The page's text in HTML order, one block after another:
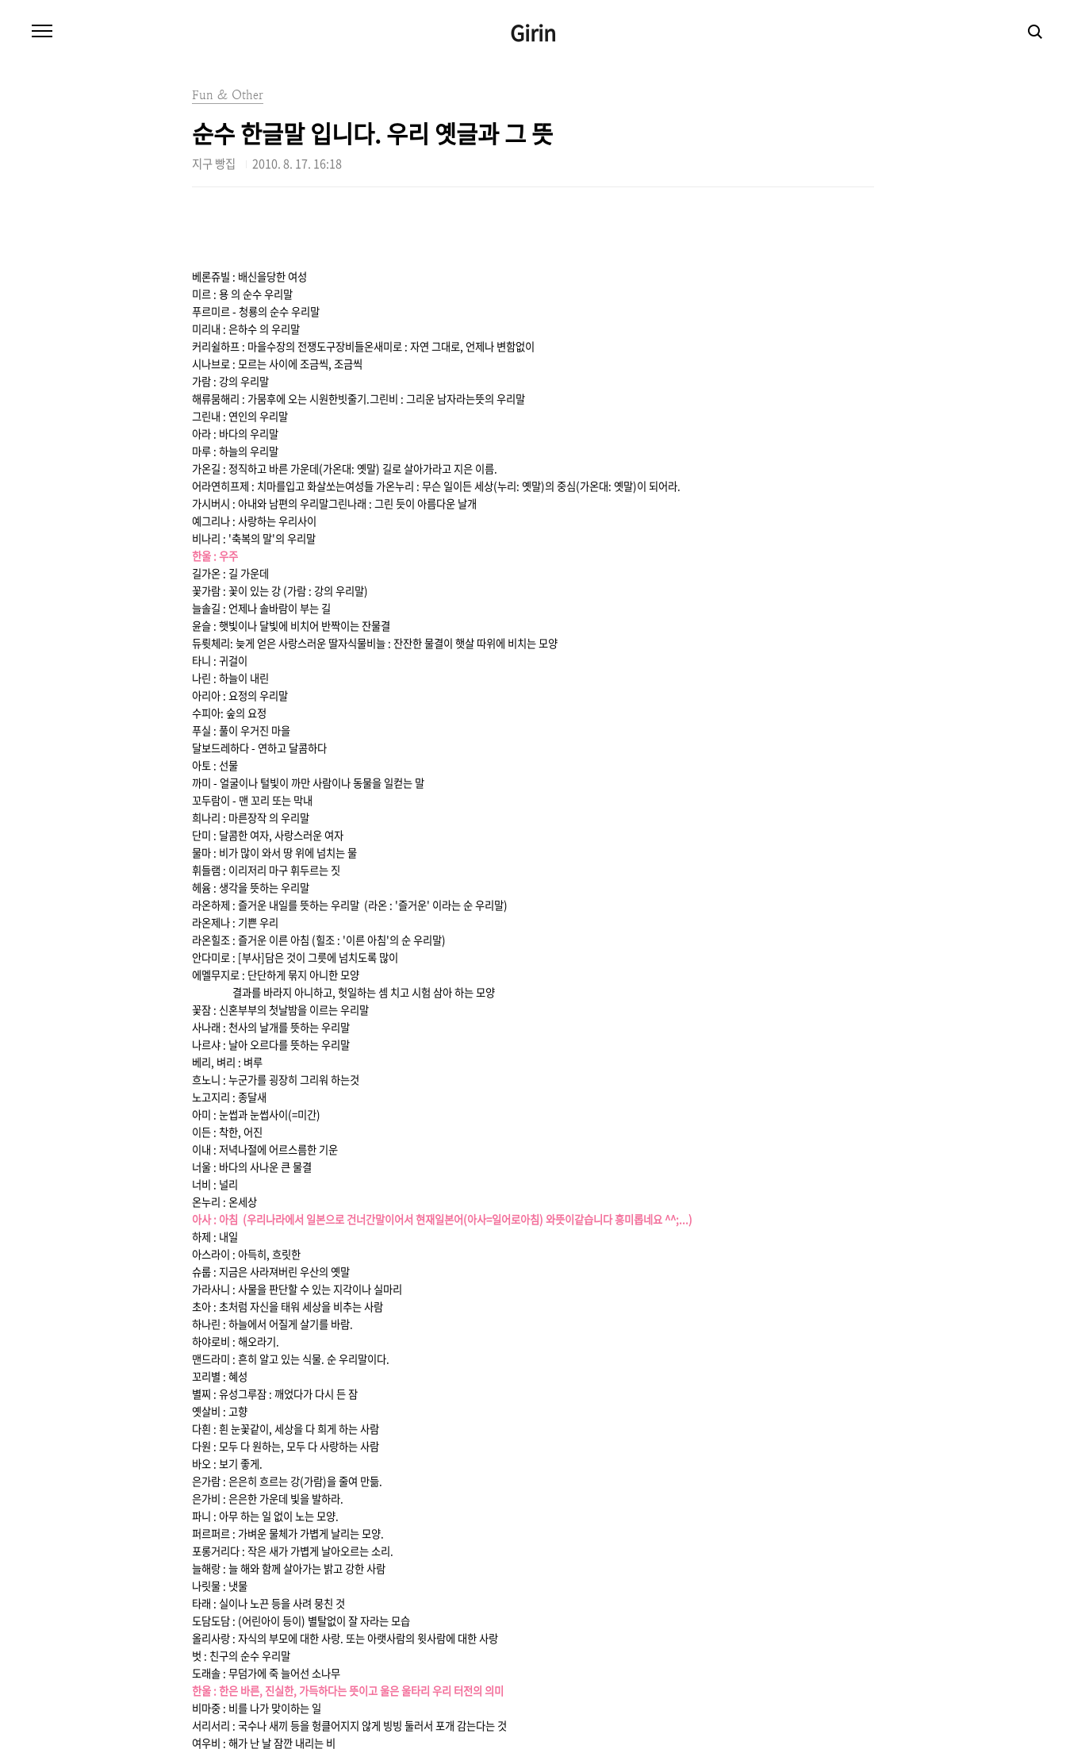
Girin
Fun & Other
순수 한글말 입니다. 우리 옛글과 그 뜻
지구 빵집 2010. 8. 17. 16:18
베론쥬빌 : 배신을당한 여성
미르 : 용 의 순수 우리말
푸르미르 - 청룡의 순수 우리말
미리내 : 은하수 의 우리말
커리쉴하프 : 마을수장의 전쟁도구장비들온새미로 : 자연 그대로, 언제나 변함없이
시나브로 : 모르는 사이에 조금씩, 조금씩
가람 : 강의 우리말
해류뭄해리 : 가뭄후에 오는 시원한빗줄기.그린비 : 그리운 남자라는뜻의 우리말
그린내 : 연인의 우리말
아라 : 바다의 우리말
마루 : 하늘의 우리말
가온길 : 정직하고 바른 가운데(가온대: 옛말) 길로 살아가라고 지은 이름.
어라연히프제 : 치마를입고 화살쏘는여성들 가온누리 : 무슨 일이든 세상(누리: 옛말)의 중심(가온대: 옛말)이 되어라.
가시버시 : 아내와 남편의 우리말그린나래 : 그린 듯이 아름다운 날개
예그리나 : 사랑하는 우리사이
비나리 : '축복의 말'의 우리말
한울 : 우주
길가온 : 길 가운데
꽃가람 : 꽃이 있는 강 (가람 : 강의 우리말)
늘솔길 : 언제나 솔바람이 부는 길
윤슬 : 햇빛이나 달빛에 비치어 반짝이는 잔물결
듀륏체리: 늦게 얻은 사랑스러운 딸자식물비늘 : 잔잔한 물결이 햇살 따위에 비치는 모양
타니 : 귀걸이
나린 : 하늘이 내린
아리아 : 요정의 우리말
수피아: 숲의 요정
푸실 : 풀이 우거진 마을
달보드레하다 - 연하고 달콤하다
아토 : 선물
까미 - 얼굴이나 털빛이 까만 사람이나 동물을 일컫는 말
꼬두람이 - 맨 꼬리 또는 막내
희나리 : 마른장작 의 우리말
단미 : 달콤한 여자, 사랑스러운 여자
물마 : 비가 많이 와서 땅 위에 넘치는 물
휘들램 : 이리저리 마구 휘두르는 짓
헤윰 : 생각을 뜻하는 우리말
라온하제 : 즐거운 내일를 뜻하는 우리말 (라온 : '즐거운' 이라는 순 우리말)
라온제나 : 기쁜 우리
라온힐조 : 즐거운 이른 아침 (힐조 : '이른 아침'의 순 우리말)
안다미로 : [부사]담은 것이 그릇에 넘치도록 많이
에멜무지로 : 단단하게 묶지 아니한 모양
결과를 바라지 아니하고, 헛일하는 셈 치고 시험 삼아 하는 모양
꽃잠 : 신혼부부의 첫날밤을 이르는 우리말
사나래 : 천사의 날개를 뜻하는 우리말
나르샤 : 날아 오르다를 뜻하는 우리말
베리, 벼리 : 벼루
흐노니 : 누군가를 굉장히 그리워 하는것
노고지리 : 종달새
아미 : 눈썹과 눈썹사이(=미간)
이든 : 착한, 어진
이내 : 저녁나절에 어르스름한 기운
너울 : 바다의 사나운 큰 물결
너비 : 널리
온누리 : 온세상
아사 : 아침 (우리나라에서 일본으로 건너간말이어서 현재일본어(아사=일어로아침) 와뜻이같습니다흥미롭네요 ^^;...)
하제 : 내일
아스라이 : 아득히, 흐릿한
슈룹 : 지금은 사라져버린 우산의 옛말
가라사니 : 사물을 판단할 수 있는 지각이나 실마리
초아 : 초처럼 자신을 태워 세상을 비추는 사람
하나린 : 하늘에서 어질게 살기를 바람.
하야로비 : 해오라기.
맨드라미 : 흔히 알고 있는 식물. 순 우리말이다.
꼬리별 : 혜성
별찌 : 유성그루잠 : 깨었다가 다시 든 잠
옛살비 : 고향
다흰 : 흰 눈꽃같이, 세상을 다 희게 하는 사람
다원 : 모두 다 원하는, 모두 다 사랑하는 사람
바오 : 보기 좋게.
은가람 : 은은히 흐르는 강(가람)을 줄여 만듦.
은가비 : 은은한 가운데 빛을 발하라.
파니 : 아무 하는 일 없이 노는 모양.
퍼르퍼르 : 가벼운 물체가 가볍게 날리는 모양.
포롱거리다 : 작은 새가 가볍게 날아오르는 소리.
늘해랑 : 늘 해와 함께 살아가는 밝고 강한 사람
나릿물 : 냇물
타래 : 실이나 노끈 등을 사려 뭉친 것
도담도담 : (어린아이 등이) 별탈없이 잘 자라는 모습
올리사랑 : 자식의 부모에 대한 사랑. 또는 아랫사람의 윗사람에 대한 사랑
벗 : 친구의 순수 우리말
도래솔 : 무덤가에 죽 늘어선 소나무
한울 : 한은 바른, 진실한, 가득하다는 뜻이고 울은 울타리 우리 터전의 의미
비마중 : 비를 나가 맞이하는 일
서리서리 : 국수나 새끼 등을 헝클어지지 않게 빙빙 둘러서 포개 감는다는 것
여우비 : 해가 난 날 잠깐 내리는 비